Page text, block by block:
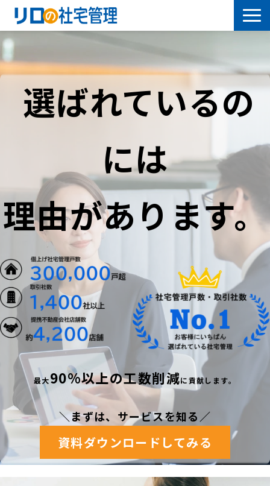
借上社宅プラン
導入事例
社宅について学ぶ
よくあるご質問
セミナー
選ばれているの
には
理由があります。
最大90%以上の工数削減に貢献します。
＼まずは、サービスを知る ／
資料ダウンロードしてみる